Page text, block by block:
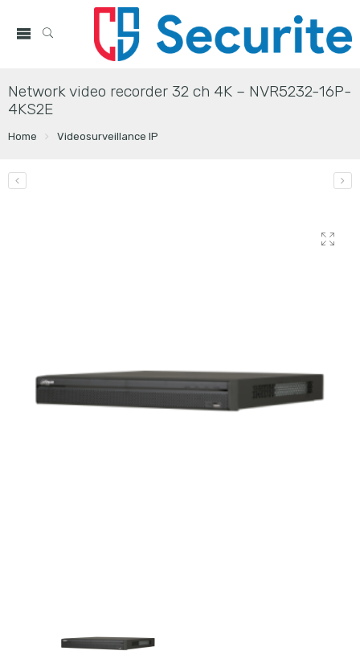
Network video recorder 32 ch 4K – NVR5232-16P-
4KS2E
Home Videosurveillance IP